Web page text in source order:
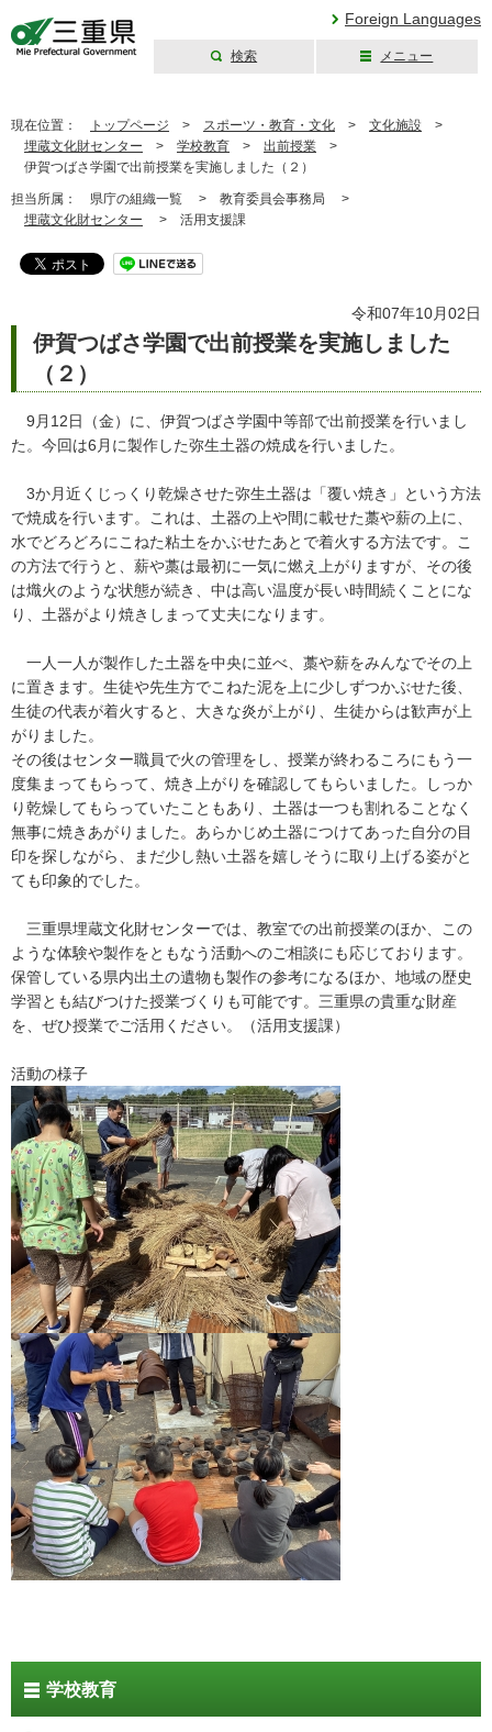
Foreign Languages
検索 メニュー
現在位置： トップページ > スポーツ・教育・文化 > 文化施設 >
埋蔵文化財センター > 学校教育 > 出前授業 >
伊賀つばさ学園で出前授業を実施しました（２）
担当所属： 県庁の組織一覧 > 教育委員会事務局 >
埋蔵文化財センター > 活用支援課
令和07年10月02日
伊賀つばさ学園で出前授業を実施しました
（２）
9月12日（金）に、伊賀つばさ学園中等部で出前授業を行いまし
た。今回は6月に製作した弥生土器の焼成を行いました。
3か月近くじっくり乾燥させた弥生土器は「覆い焼き」という方法
で焼成を行います。これは、土器の上や間に載せた藁や薪の上に、
水でどろどろにこねた粘土をかぶせたあとで着火する方法です。こ
の方法で行うと、薪や藁は最初に一気に燃え上がりますが、その後
は熾火のような状態が続き、中は高い温度が長い時間続くことにな
り、土器がより焼きしまって丈夫になります。
一人一人が製作した土器を中央に並べ、藁や薪をみんなでその上
に置きます。生徒や先生方でこねた泥を上に少しずつかぶせた後、
生徒の代表が着火すると、大きな炎が上がり、生徒からは歓声が上
がりました。
その後はセンター職員で火の管理をし、授業が終わるころにもう一
度集まってもらって、焼き上がりを確認してもらいました。しっか
り乾燥してもらっていたこともあり、土器は一つも割れることなく
無事に焼きあがりました。あらかじめ土器につけてあった自分の目
印を探しながら、まだ少し熱い土器を嬉しそうに取り上げる姿がと
ても印象的でした。
三重県埋蔵文化財センターでは、教室での出前授業のほか、この
ような体験や製作をともなう活動へのご相談にも応じております。
保管している県内出土の遺物も製作の参考になるほか、地域の歴史
学習とも結びつけた授業づくりも可能です。三重県の貴重な財産
を、ぜひ授業でご活用ください。（活用支援課）
活動の様子
学校教育